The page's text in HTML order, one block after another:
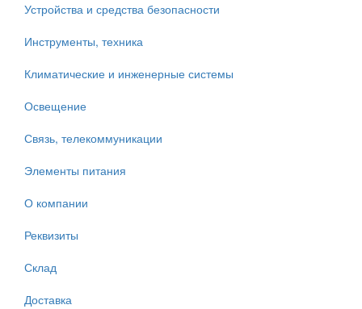
Устройства и средства безопасности
Инструменты, техника
Климатические и инженерные системы
Освещение
Связь, телекоммуникации
Элементы питания
О компании
Реквизиты
Склад
Доставка